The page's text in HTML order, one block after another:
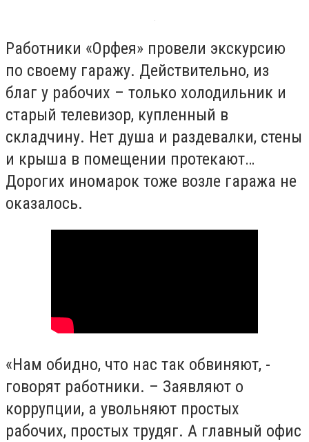
Работники «Орфея» провели экскурсию
по своему гаражу. Действительно, из
благ у рабочих – только холодильник и
старый телевизор, купленный в
складчину. Нет душа и раздевалки, стены
и крыша в помещении протекают…
Дорогих иномарок тоже возле гаража не
оказалось.
«Нам обидно, что нас так обвиняют, -
говорят работники. – Заявляют о
коррупции, а увольняют простых
рабочих, простых трудяг. А главный офис